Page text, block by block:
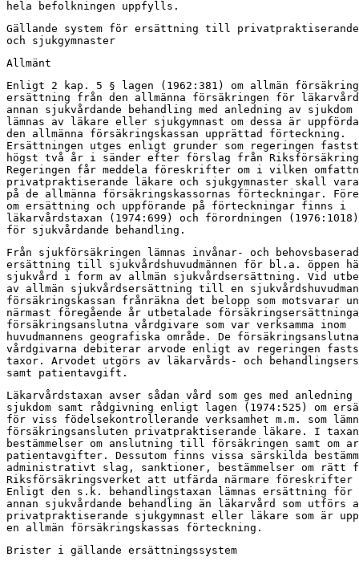
hela befolkningen uppfylls.
Gällande system för ersättning till
och sjukgymnaster
Allmänt
Enligt 2 kap. 5 § lagen (1962:381) om allmän
ersättning från den allmänna försäkringen för
annan sjukvårdande behandling med anledning av sjukdom
lämnas av läkare eller sjukgymnast om dessa är
den allmänna försäkringskassan upprättad förteckning.
Ersättningen utges enligt grunder som regeringen
högst två år i sänder efter förslag från
Regeringen får meddela föreskrifter om i vilken
privatpraktiserande läkare och sjukgymnaster skall
på de allmänna försäkringskassornas förteckningar.
om ersättning och uppförande på förteckningar finns i
läkarvårdstaxan (1974:699) och förordningen
för sjukvårdande behandling.
Från sjukförsäkringen lämnas invånar- och behovsbaserad
ersättning till sjukvårdshuvudmännen för bl.a. öppen
sjukvård i form av allmän sjukvårdsersättning. Vid
av allmän sjukvårdsersättning till en
försäkringskassan frånräkna det belopp som motsvarar
närmast föregående år utbetalade
försäkringsanslutna vårdgivare som var verksamma inom
huvudmannens geografiska område. De försäkringsanslutna
vårdgivarna debiterar arvode enligt av regeringen
taxor. Arvodet utgörs av läkarvårds- och
samt patientavgift.
Läkarvårdstaxan avser sådan vård som ges med anledning
sjukdom samt rådgivning enligt lagen (1974:525) om
för viss födelsekontrollerande verksamhet m.m. som
försäkringsansluten privatpraktiserande läkare. I
bestämmelser om anslutning till försäkringen samt om
patientavgifter. Dessutom finns vissa särskilda
administrativt slag, sanktioner, bestämmelser om rätt
Riksförsäkringsverket att utfärda närmare föreskrifter
Enligt den s.k. behandlingstaxan lämnas ersättning för
annan sjukvårdande behandling än läkarvård som utförs
privatpraktiserande sjukgymnast eller läkare som är
en allmän försäkringskassas förteckning.
Brister i gällande ersättningssystem